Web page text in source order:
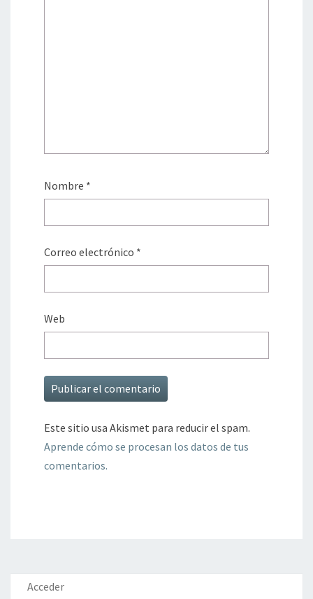
Nombre *
Correo electrónico *
Web
Este sitio usa Akismet para reducir el spam.
Aprende cómo se procesan los datos de tus
comentarios.
Acceder